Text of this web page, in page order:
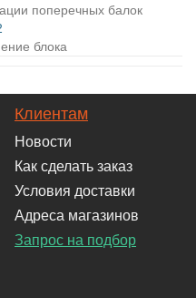
поперечных балок
блока
Клиентам
Новости
Как сделать заказ
Условия доставки
Адреса магазинов
Запрос на подбор